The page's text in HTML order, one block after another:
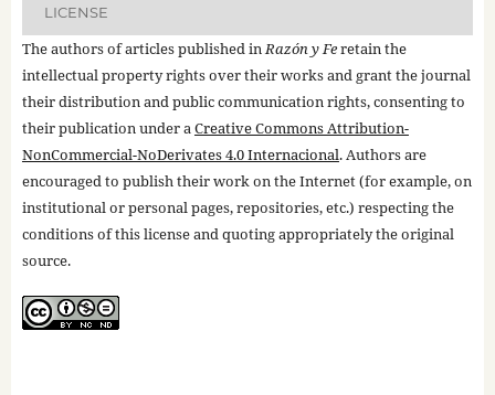
LICENSE
The authors of articles published inRazón y Feretain the
intellectual property rights over their works and grant the journal
their distribution and public communication rights, consenting to
their publication under aCreative Commons Attribution-
NonCommercial-NoDerivates 4.0 Internacional. Authors are
encouraged to publish their work on the Internet (for example, on
institutional or personal pages, repositories, etc.) respecting the
conditions of this license and quoting appropriately the original
source.